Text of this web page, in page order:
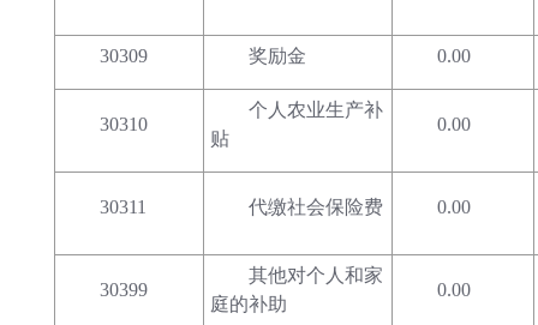
30309 奖励金 0.00
30310
个人农业生产补
贴
0.00
30311 代缴社会保险费 0.00
30399
其他对个人和家
庭的补助
0.00